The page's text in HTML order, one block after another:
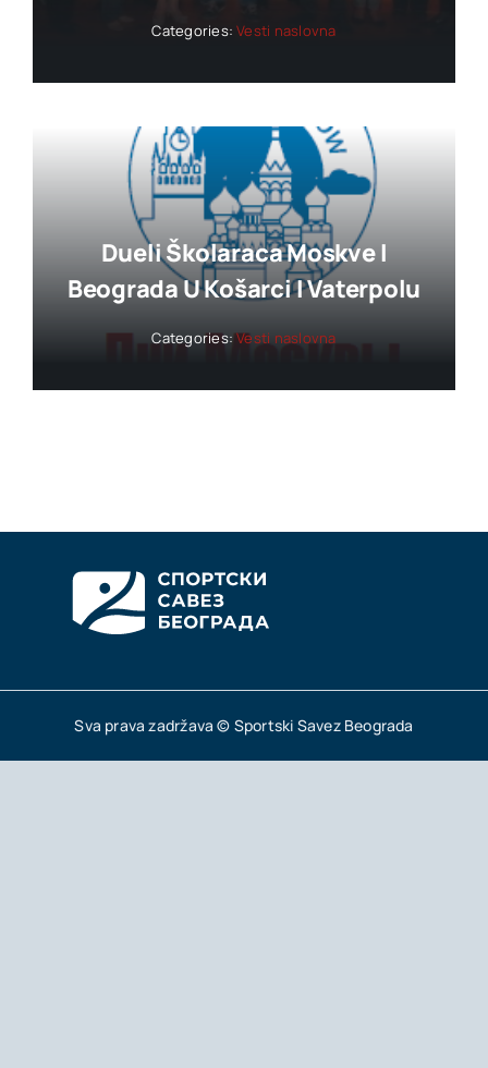
Categories:Vesti naslovna
Dueli Školaraca Moskve I
Beograda U Košarci I Vaterpolu
Categories:Vesti naslovna
Sva prava zadržava © Sportski Savez Beograda